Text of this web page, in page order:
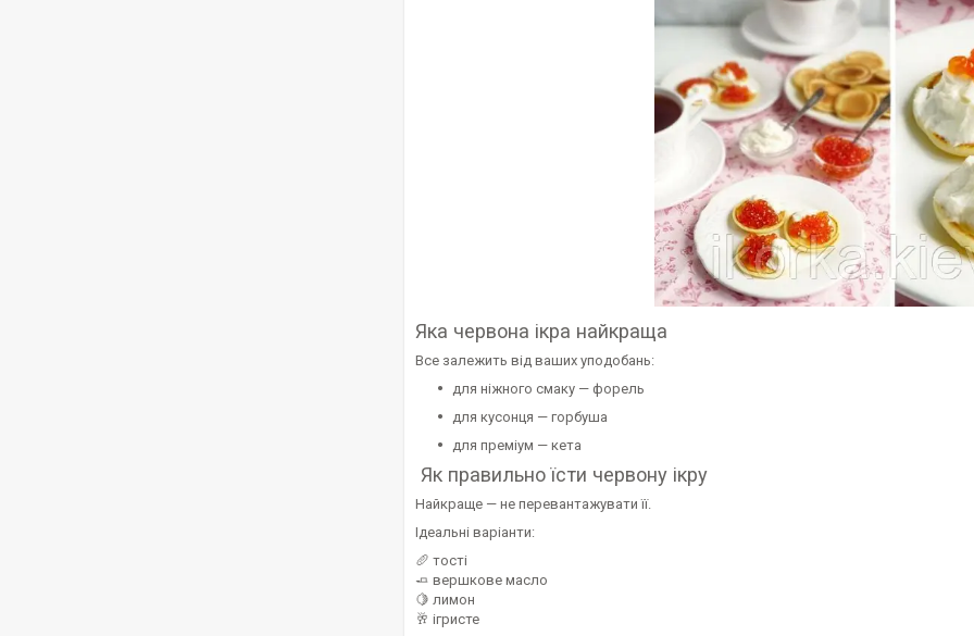
Яка червона ікра найкраща
Все залежить від ваших уподобань:
для ніжного смаку — форель
для кусонця — горбуша
для преміум — кета
Як правильно їсти червону ікру
Найкраще — не перевантажувати її.
Ідеальні варіанти:
🥖 тості
🧈 вершкове масло
🍋 лимон
🥂 ігристе